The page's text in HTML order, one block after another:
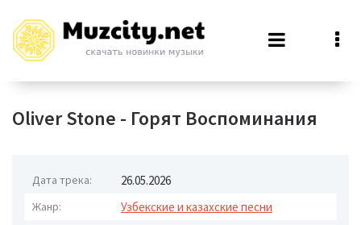
Oliver Stone - Горят Воспоминания
Дата трека: 26.05.2026
Жанр: Узбекские и казахские песни